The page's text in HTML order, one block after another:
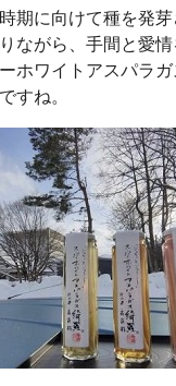
期に向けて種を発芽
ながら、手間と愛
ホワイトアスパラ
すね。